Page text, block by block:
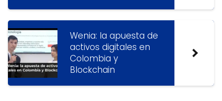
Wenia: la apuesta de
activos digitales en
Colombia y
Blockchain